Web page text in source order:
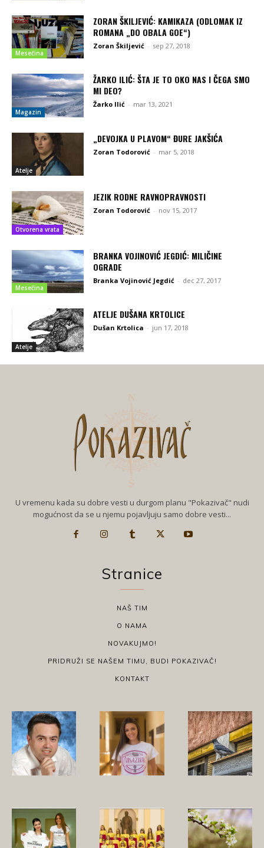
Mesečina
ZORAN ŠKILJEVIĆ: KAMIKAZA (ODLOMAK IZ
ROMANA „DO OBALA GOE“)
Zoran Škiljević - sep 27, 2018
Magazin
ŽARKO ILIĆ: ŠTA JE TO OKO NAS I ČEGA SMO
MI DEO?
Žarko Ilić - mar 13, 2021
Atelje
„DEVOJKA U PLAVOM“ ĐURE JAKŠIĆA
Zoran Todorović - mar 5, 2018
Otvorena vrata
JEZIK RODNE RAVNOPRAVNOSTI
Zoran Todorović - nov 15, 2017
Mesečina
BRANKA VOJINOVIĆ JEGDIĆ: MILIČINE
OGRADE
Branka Vojinović Jegdić - dec 27, 2017
Atelje
ATELJE DUŠANA KRTOLICE
Dušan Krtolica - jun 17, 2018
U vremenu kada su dobre vesti u durgom planu "Pokazivač" nudi
mogućnost da se u njemu pojavljuju samo dobre vesti...
Stranice
NAŠ TIM
O NAMA
NOVAKUJMO!
PRIDRUŽI SE NAŠEM TIMU, BUDI POKAZIVAČ!
KONTAKT